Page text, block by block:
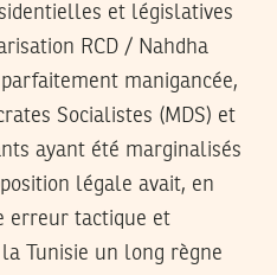
et législatives
RCD / Nahdha
manigancée,
Socialistes (MDS) et
ayant été marginalisés
légale avait, en
erreur tactique et
Tunisie un long règne